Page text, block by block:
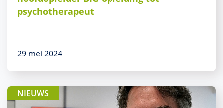
psychotherapeut
29 mei 2024
NIEUWS